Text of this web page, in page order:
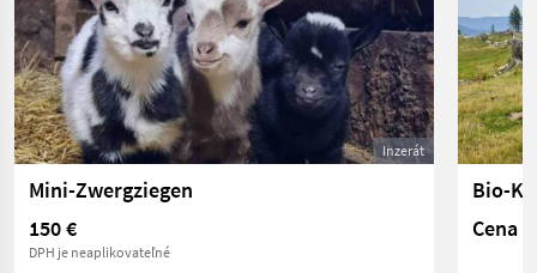
Inzerát
Mini-Zwergziegen
150 €
DPH je neaplikovateľné
Bio-
Cena